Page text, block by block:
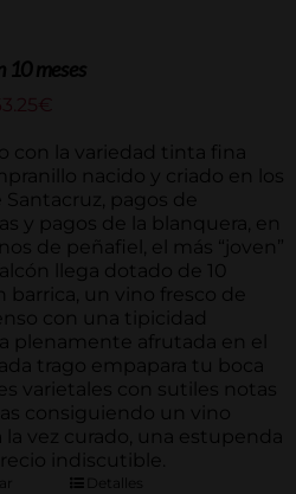
10 meses
€
precios:
desde
12.65€
hasta
63.25€
con la variedad tinta fina
nacido y criado en los
Santacruz, pagos de
y pagos de la blanquera, en
de peñafiel, el más “joven”
llega dotado de 10
barrica, un vino fresco de
con una tipicidad
plenamente afrutada en el
trago empapara tu boca
varietales con sutiles notas
consiguiendo un vino
la vez curado, una estupenda
indiscutible.
Detalles